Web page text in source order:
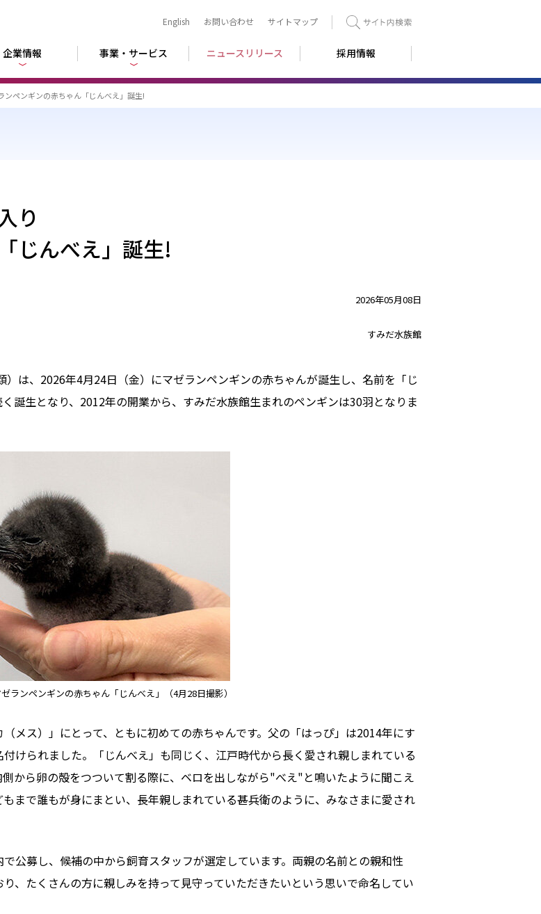
English お問い合わせ サイトマップ
企業情報 事業・サービス ニュースリリース 採用情報
ンペンギンの赤ちゃん「じんべえ」誕生!
り
じんべえ」誕生!
2026年05月08日
すみだ水族館
は、2026年4月24日（金）にマゼランペンギンの赤ちゃんが誕生し、名前を「じ
誕生となり、2012年の開業から、すみだ水族館生まれのペンギンは30羽となりま
ランペンギンの赤ちゃん「じんべえ」（4月28日撮影）
メス）」にとって、ともに初めての赤ちゃんです。父の「はっぴ」は2014年にす
けられました。「じんべえ」も同じく、江戸時代から長く愛され親しまれている
から卵の殻をつついて割る際に、ベロを出しながら"べえ"と鳴いたように聞こえ
まで誰もが身にまとい、長年親しまれている甚兵衛のように、みなさまに愛され
公募し、候補の中から飼育スタッフが選定しています。両親の名前との親和性
、たくさんの方に親しみを持って見守っていただきたいという思いで命名してい